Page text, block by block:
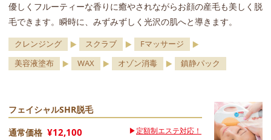
優しくフルーティーな香りに癒やされながらお顔の産毛も美しく脱
毛できます。瞬時に、みずみずしく光沢の肌へと導きます。
クレンジング スクラブ
Fマッサージ
美容液塗布
WAX オゾン消毒 鎮静パック
フェイシャルSHR脱毛
通常価格 ¥12,100 ▶定額制エステ対応！